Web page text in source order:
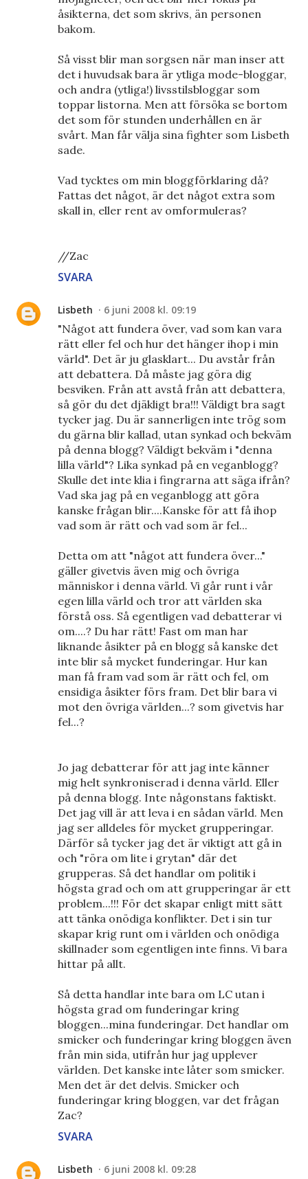
åsikterna, det som skrivs, än personen
bakom.
Så visst blir man sorgsen när man inser att
det i huvudsak bara är ytliga mode-bloggar,
och andra (ytliga!) livsstilsbloggar som
toppar listorna. Men att försöka se bortom
det som för stunden underhållen en är
svårt. Man får välja sina fighter som Lisbeth
sade.
Vad tycktes om min bloggförklaring då?
Fattas det något, är det något extra som
skall in, eller rent av omformuleras?
//Zac
SVARA
Lisbeth 6 juni 2008 kl. 09:19
"Något att fundera över, vad som kan vara
rätt eller fel och hur det hänger ihop i min
värld". Det är ju glasklart... Du avstår från
att debattera. Då måste jag göra dig
besviken. Från att avstå från att debattera,
så gör du det djäkligt bra!!! Väldigt bra sagt
tycker jag. Du är sannerligen inte trög som
du gärna blir kallad, utan synkad och bekväm
på denna blogg? Väldigt bekväm i "denna
lilla värld"? Lika synkad på en veganblogg?
Skulle det inte klia i fingrarna att säga ifrån?
Vad ska jag på en veganblogg att göra
kanske frågan blir....Kanske för att få ihop
vad som är rätt och vad som är fel...
Detta om att "något att fundera över..."
gäller givetvis även mig och övriga
människor i denna värld. Vi går runt i vår
egen lilla värld och tror att världen ska
förstå oss. Så egentligen vad debatterar vi
om....? Du har rätt! Fast om man har
liknande åsikter på en blogg så kanske det
inte blir så mycket funderingar. Hur kan
man få fram vad som är rätt och fel, om
ensidiga åsikter förs fram. Det blir bara vi
mot den övriga världen...? som givetvis har
fel...?
Jo jag debatterar för att jag inte känner
mig helt synkroniserad i denna värld. Eller
på denna blogg. Inte någonstans faktiskt.
Det jag vill är att leva i en sådan värld. Men
jag ser alldeles för mycket grupperingar.
Därför så tycker jag det är viktigt att gå in
och "röra om lite i grytan" där det
grupperas. Så det handlar om politik i
högsta grad och om att grupperingar är ett
problem...!!! För det skapar enligt mitt sätt
att tänka onödiga konflikter. Det i sin tur
skapar krig runt om i världen och onödiga
skillnader som egentligen inte finns. Vi bara
hittar på allt.
Så detta handlar inte bara om LC utan i
högsta grad om funderingar kring
bloggen...mina funderingar. Det handlar om
smicker och funderingar kring bloggen även
från min sida, utifrån hur jag upplever
världen. Det kanske inte låter som smicker.
Men det är det delvis. Smicker och
funderingar kring bloggen, var det frågan
Zac?
SVARA
Lisbeth 6 juni 2008 kl. 09:28